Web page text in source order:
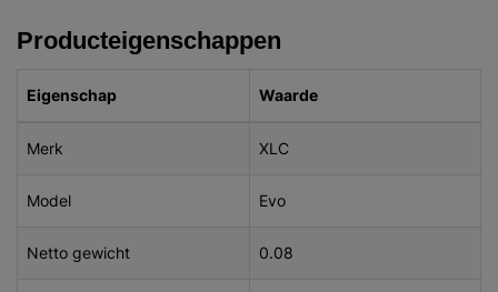
Producteigenschappen
Eigenschap Waarde
Merk XLC
Model Evo
Netto gewicht 0.08